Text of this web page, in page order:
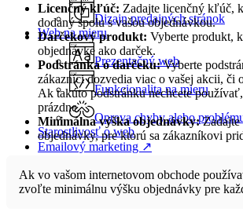
Dizajn predajných stránok
Web na mieru
Prezentačný web
Funkcionalita na mieru
Oprava chyby alebo
Starostlivosť o web
Emailový marketing ↗
Licenčný kľúč: Zadajte licenčný kľúč,
dodaný spolu s vašou objednávkou.
Darčekový produkt: Vyberte produkt,
objednávke ako darček.
Podstránka o darčeku:Vyberte
zákazníci dozvedia viac o vašej akcii, či
Ak takúto podstránku nechcete
prázdne.
Minimálna výška objednávky:Zadajte
objednávky, pre ktorú sa zákazníkovi
Ak vo vašom internetovom obchode
zvoľte minimálnu výšku objednávky pre